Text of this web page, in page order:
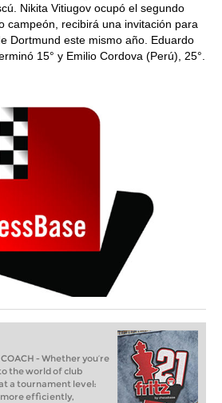
Nikita Vitiugov ocupó el segundo
campeón, recibirá una invitación para
Dortmund este mismo año. Eduardo
15° y Emilio Cordova (Perú), 25°.
- Whether you’re
the world of club
a tournament level:
efficiently,